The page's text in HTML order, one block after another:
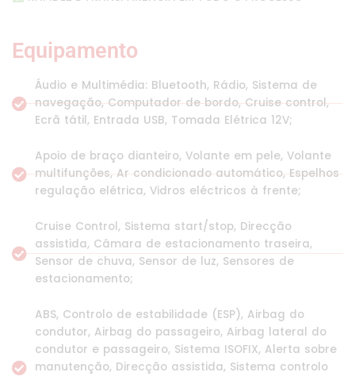
Equipamento
Áudio e Multimédia: Bluetooth, Rádio, Sistema de
navegação, Computador de bordo, Cruise control,
Ecrã tátil, Entrada USB, Tomada Elétrica 12V;
Apoio de braço dianteiro, Volante em pele, Volante
multifunções, Ar condicionado automático, Espelhos
regulação elétrica, Vidros eléctricos à frente;
Cruise Control, Sistema start/stop, Direcção
assistida, Câmara de estacionamento traseira,
Sensor de chuva, Sensor de luz, Sensores de
estacionamento;
ABS, Controlo de estabilidade (ESP), Airbag do
condutor, Airbag do passageiro, Airbag lateral do
condutor e passageiro, Sistema ISOFIX, Alerta sobre
manutenção, Direcção assistida, Sistema controlo